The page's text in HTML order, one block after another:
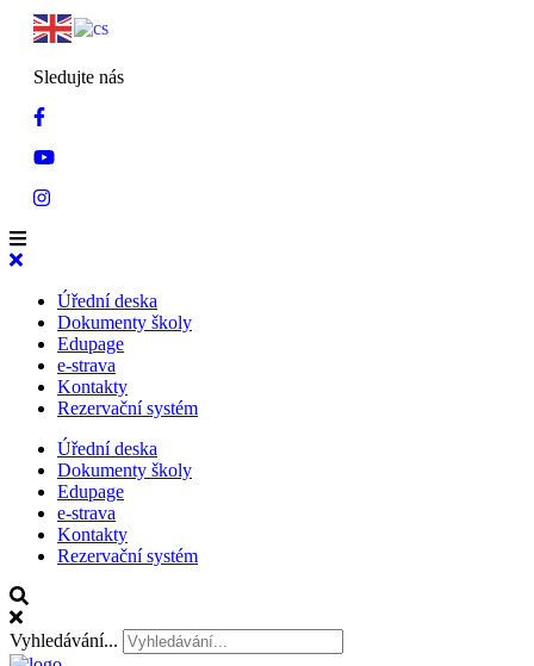
Sledujte nás
Úřední deska
Dokumenty školy
Edupage
e-strava
Kontakty
Rezervační systém
Úřední deska
Dokumenty školy
Edupage
e-strava
Kontakty
Rezervační systém
Vyhledávání...